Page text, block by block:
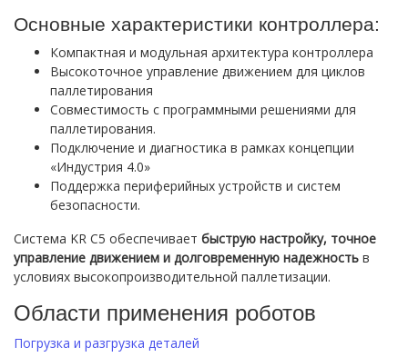
Основные характеристики контроллера:
Компактная и модульная архитектура контроллера
Высокоточное управление движением для циклов
паллетирования
Совместимость с программными решениями для
паллетирования.
Подключение и диагностика в рамках концепции
«Индустрия 4.0»
Поддержка периферийных устройств и систем
безопасности.
Система KR C5 обеспечивает быструю настройку, точное
управление движением и долговременную надежность в
условиях высокопроизводительной паллетизации.
Области применения роботов
Погрузка и разгрузка деталей